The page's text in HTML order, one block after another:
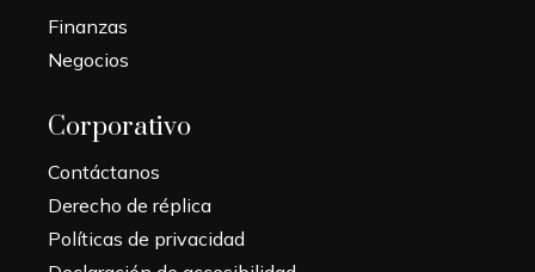
Finanzas
Negocios
Corporativo
Contáctanos
Derecho de réplica
Políticas de privacidad